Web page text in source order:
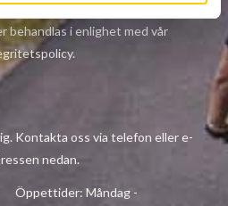
behandlas i enlighet med vår
.
Kontakta oss via telefon eller e-
nedan.
Måndag -